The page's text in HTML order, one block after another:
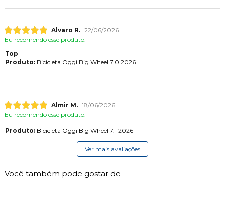
Alvaro R. 22/06/2026
Eu recomendo esse produto.
Top
Produto:Bicicleta Oggi Big Wheel 7.0 2026
Almir M. 18/06/2026
Eu recomendo esse produto.
Produto:Bicicleta Oggi Big Wheel 7.1 2026
Ver mais avaliações
Você também pode gostar de